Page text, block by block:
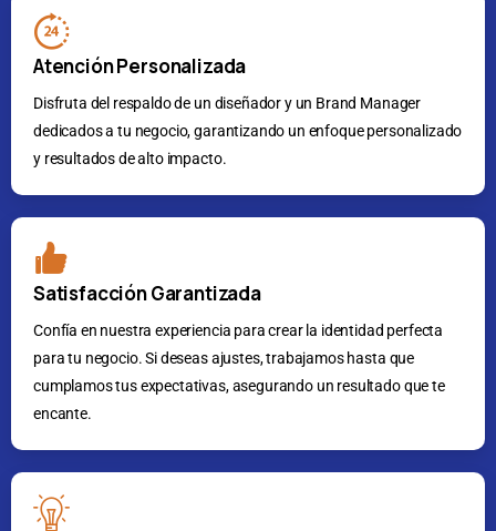
Atención Personalizada
Disfruta del respaldo de un diseñador y un Brand Manager
dedicados a tu negocio, garantizando un enfoque personalizado
y resultados de alto impacto.
Satisfacción Garantizada
Confía en nuestra experiencia para crear la identidad perfecta
para tu negocio. Si deseas ajustes, trabajamos hasta que
cumplamos tus expectativas, asegurando un resultado que te
encante.